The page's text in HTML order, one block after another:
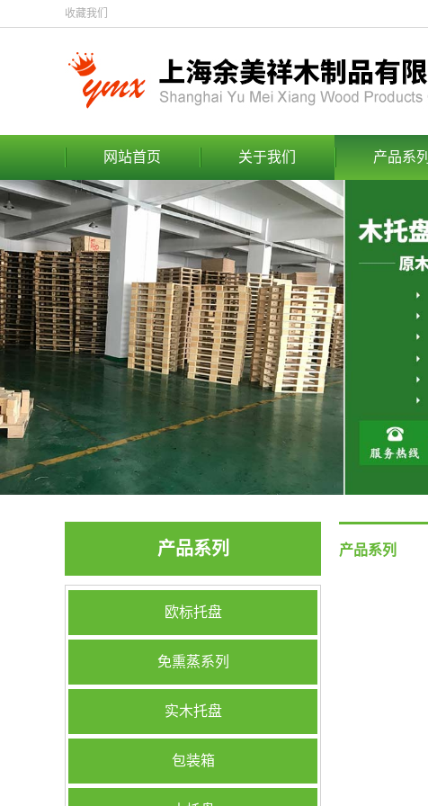
收藏我们
网站首页 关于我们 产品系列
产品系列
欧标托盘
免熏蒸系列
实木托盘
包装箱
产品系列